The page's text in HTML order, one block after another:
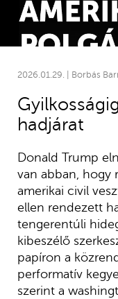
2026.01.29. | Borbás
hadjárat
Donald Trump
van abban, hogy
amerikai civil
ellen rendezett
tengerentúli
kibeszélő
papíron a
performatív
szerint a